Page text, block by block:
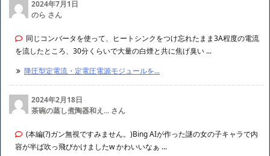
2024年7月1日
のら さん
同じコンバータを使って、ヒートシンクをつけ忘れたまま3A程度の電流
を流したところ、30分くらいで大量の白煙と共に焦げ臭い ...
降圧型定電流・定電圧電源モジュールを...
2024年2月18日
茶碗の蒸し煮陶器和え... さん
(本編(?)ガン無視ですみません。)Bing AIが作った謎の女の子キャラで内
容が半ば吹っ飛びかけましたw かわいいなぁ ...